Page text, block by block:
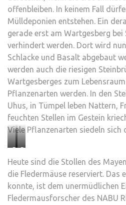
offenbleiben. In keinem Fall
Mülldeponien entstehen. Ein
gerade erst am Wartgesberg
verhindert werden. Dort wird
Schlacke und Basalt abgebaut
werden auch die riesigen
Wartgesberges zum
Pflanzenarten werden. In den
Uhus, in Tümpel leben Nattern,
feuchten Stellen im Gestein
Viele Pflanzenarten siedeln sich
Bartfledermaus
(links)
und
Mausohr
(rechts)
Bechsteinfledermaus
–
Foto
:
Andreas
Heute sind die Stollen des
die Fledermäuse reserviert. Das
konnte, ist dem unermüdlichen
Fledermausforscher des NABU